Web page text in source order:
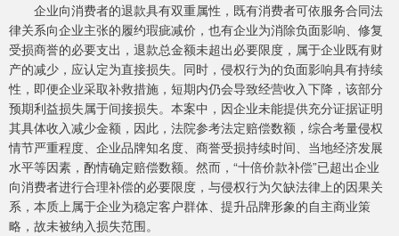
企业向消费者的退款具有双重属性，既有消费者可依服务合同法
律关系向企业主张的履约瑕疵减价，也有企业为消除负面影响、修复
受损商誉的必要支出，退款总金额未超出必要限度，属于企业既有财
产的减少，应认定为直接损失。同时，侵权行为的负面影响具有持续
性，即便企业采取补救措施，短期内仍会导致经营收入下降，该部分
预期利益损失属于间接损失。本案中，因企业未能提供充分证据证明
其具体收入减少金额，因此，法院参考法定赔偿数额，综合考量侵权
情节严重程度、企业品牌知名度、商誉受损持续时间、当地经济发展
水平等因素，酌情确定赔偿数额。然而，“十倍价款补偿”已超出企业
向消费者进行合理补偿的必要限度，与侵权行为欠缺法律上的因果关
系，本质上属于企业为稳定客户群体、提升品牌形象的自主商业策
略，故未被纳入损失范围。